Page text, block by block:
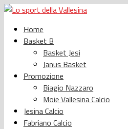
Home
Basket B
Basket Jesi
Janus Basket
Promozione
Biagio Nazzaro
Moie Vallesina Calcio
Jesina Calcio
Fabriano Calcio